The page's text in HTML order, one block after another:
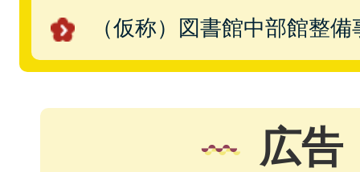
（仮称）図書館中部館整備
広告